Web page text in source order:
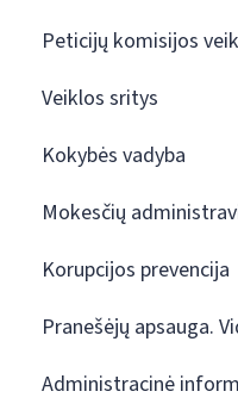
Peticijų komisijos
Veiklos sritys
Kokybės vadyba
Mokesčių
Korupcijos prevencija
Pranešėjų apsauga.
Administracinė